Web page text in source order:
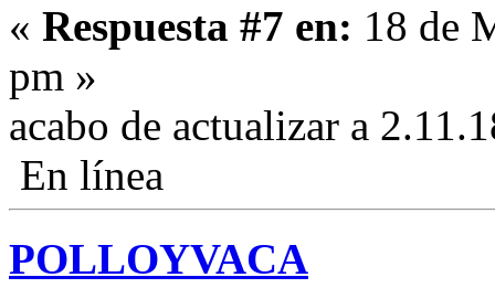
« Respuesta #7 en: 18 de
pm »
acabo de actualizar a
En línea
POLLOYVACA